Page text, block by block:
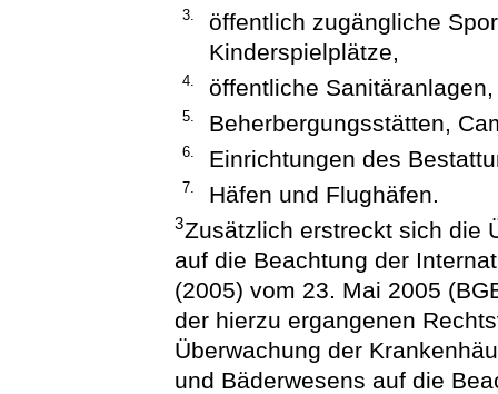
3.
öffentlich zugängliche
Kinderspielplätze,
4. öffentliche Sanitäranlagen,
5. Beherbergungsstätten,
6. Einrichtungen des
7. Häfen und Flughäfen.
3Zusätzlich erstreckt sich die
auf die Beachtung der
(2005) vom 23. Mai 2005
der hierzu ergangenen
Überwachung der
und Bäderwesens auf die